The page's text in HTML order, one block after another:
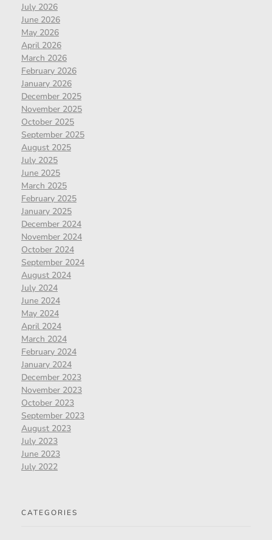
July 2026
June 2026
May 2026
April 2026
March 2026
February 2026
January 2026
December 2025
November 2025
October 2025
September 2025
August 2025
July 2025
June 2025
March 2025
February 2025
January 2025
December 2024
November 2024
October 2024
September 2024
August 2024
July 2024
June 2024
May 2024
April 2024
March 2024
February 2024
January 2024
December 2023
November 2023
October 2023
September 2023
August 2023
July 2023
June 2023
July 2022
CATEGORIES